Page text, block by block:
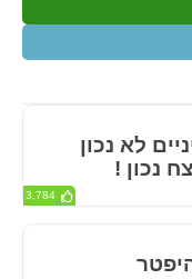
לא נכון
3,784
להיפטר